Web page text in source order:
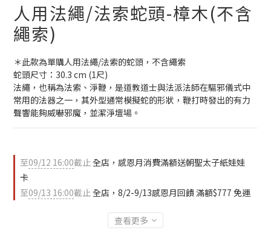
人用法繩/法索蛇頭-樟木(不含
繩索)
＊此款為單購人用法繩/法索的蛇頭，不含繩索
蛇頭尺寸：30.3 cm (1尺)
法繩，也稱為法索、淨鞭，是道教道士與法派法師在驅邪儀式中
常用的法器之一，其外型通常模擬蛇的形狀，鞭打時發出的有力
聲響能夠威嚇邪魔，並潔淨壇場。
至09/12 16:00截止全店，感恩月消費滿額送朝聖太子紙娃娃
卡
至09/13 16:00截止全店，8/2-9/13感恩月回饋 滿額$777 免運
查看更多